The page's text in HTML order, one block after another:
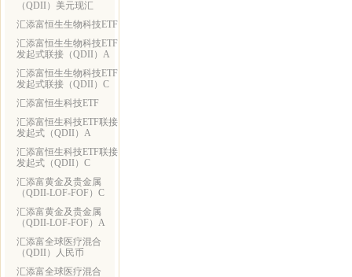
（QDII）美元现汇
汇添富恒生生物科技ETF
汇添富恒生生物科技ETF
发起式联接（QDII）A
汇添富恒生生物科技ETF
发起式联接（QDII）C
汇添富恒生科技ETF
汇添富恒生科技ETF联接
发起式（QDII）A
汇添富恒生科技ETF联接
发起式（QDII）C
汇添富黄金及贵金属
（QDII-LOF-FOF）C
汇添富黄金及贵金属
（QDII-LOF-FOF）A
汇添富全球医疗混合
（QDII）人民币
汇添富全球医疗混合